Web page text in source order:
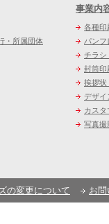
・所属団体
事業内
各種印
パンフ
チラシ
封筒印
挨拶状
デザイ
カスタ
写真撮
の変更について お